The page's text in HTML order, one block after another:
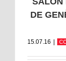
DE
15.07.16